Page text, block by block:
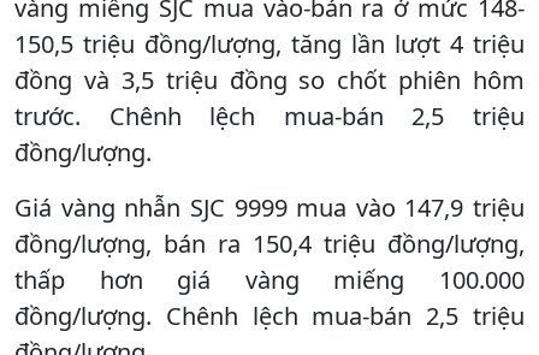
vàng miếng SJC mua vào-bán ra ở mức 148-
150,5 triệu đồng/lượng, tăng lần lượt 4 triệu
đồng và 3,5 triệu đồng so chốt phiên hôm
trước. Chênh lệch mua-bán 2,5 triệu
đồng/lượng.
Giá vàng nhẫn SJC 9999 mua vào 147,9 triệu
đồng/lượng, bán ra 150,4 triệu đồng/lượng,
thấp hơn giá vàng miếng 100.000
đồng/lượng. Chênh lệch mua-bán 2,5 triệu